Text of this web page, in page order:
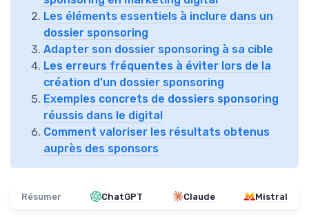
Les éléments essentiels à inclure dans un
dossier sponsoring
Adapter son dossier sponsoring à sa cible
Les erreurs fréquentes à éviter lors de la
création d’un dossier sponsoring
Exemples concrets de dossiers sponsoring
réussis dans le digital
Comment valoriser les résultats obtenus
auprès des sponsors
Résumer ChatGPT Claude Mistral